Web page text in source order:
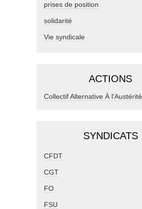
prises de position
solidarité
Vie syndicale
ACTIONS
Collectif Alternative À l'Austérité
SYNDICATS
CFDT
CGT
FO
FSU